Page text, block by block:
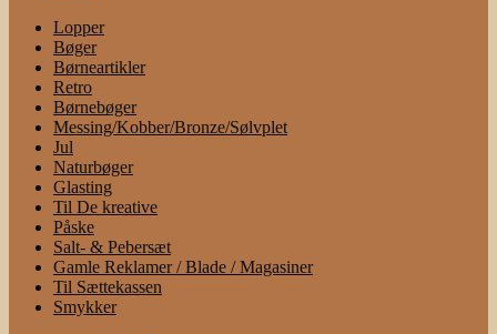
Lopper
Bøger
Børneartikler
Retro
Børnebøger
Messing/Kobber/Bronze/Sølvplet
Jul
Naturbøger
Glasting
Til De kreative
Påske
Salt- & Pebersæt
Gamle Reklamer / Blade / Magasiner
Til Sættekassen
Smykker